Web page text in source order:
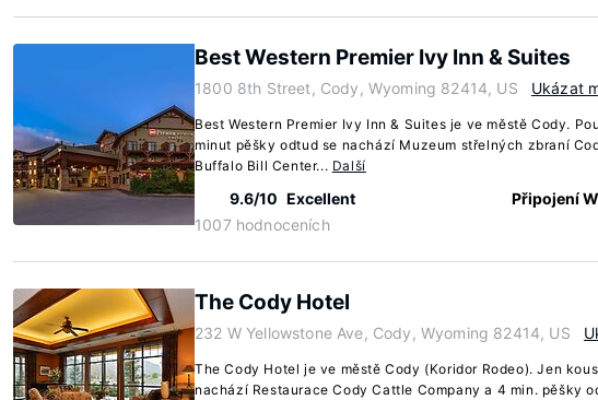
Best Western Premier Ivy Inn & Suites
1800 8th Street, Cody, Wyoming 82414, US Ukázat
Best Western Premier Ivy Inn & Suites je ve městě Cody.
minut pěšky odtud se nachází Muzeum střelných zbraní
Buffalo Bill Center... Další
9.6/10 Excellent
1007 hodnoceních
Připojení
The Cody Hotel
232 W Yellowstone Ave, Cody, Wyoming 82414, US
The Cody Hotel je ve městě Cody (Koridor Rodeo). Jen
nachází Restaurace Cody Cattle Company a 4 min. pěšky